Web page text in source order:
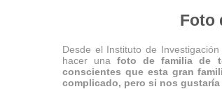
Foto
Desde el Instituto de
hacer una foto de familia de
conscientes que esta gran
complicado, pero si nos